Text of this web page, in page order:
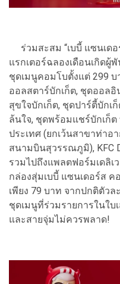
ร่วมสะสม “เบบี้ แซนเด
แรกเตอร์ฉลองเดือนเกิดผู้
ชุดเมนูคอมโบตั้งแต่ 299
ออลสตาร์บักเก็ต, ชุดออลอิ
สุขใจบักเก็ต, ชุดปาร์ตี้บักเ
ล้นใจ, ชุดพร้อมแชร์บักเก็
ประเทศ (ยกเว้นสาขาท่าอ
สนามบินสุวรรณภูมิ), KFC
รวมไปถึงแพลตฟอร์มเดลิ
กล่องสุ่มเบบี้ แซนเดอร์ส ค
เพียง 79 บาท จากปกติตัว
ชุดเมนูที่ร่วมรายการในใบ
และสายจุ่มไม่ควรพลาด!